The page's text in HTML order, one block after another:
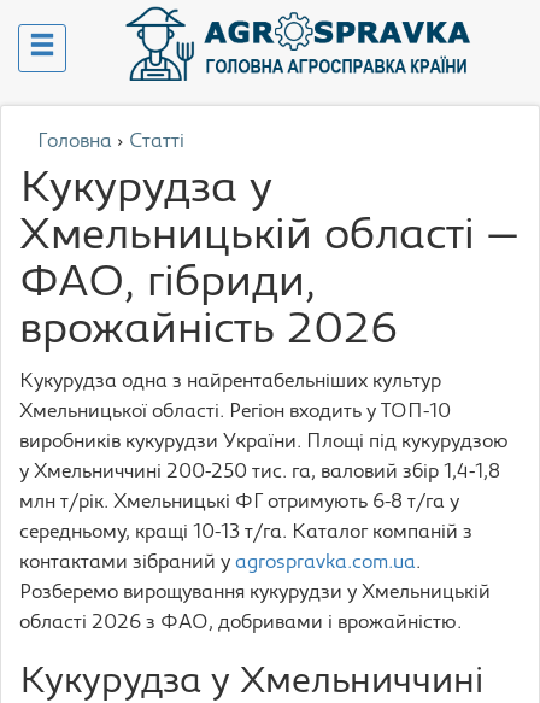
Головна › Статті
Кукурудза у
Хмельницькій області —
ФАО, гібриди,
врожайність 2026
Кукурудза одна з найрентабельніших культур
Хмельницької області. Регіон входить у ТОП-10
виробників кукурудзи України. Площі під кукурудзою
у Хмельниччині 200-250 тис. га, валовий збір 1,4-1,8
млн т/рік. Хмельницькі ФГ отримують 6-8 т/га у
середньому, кращі 10-13 т/га. Каталог компаній з
контактами зібраний у agrospravka.com.ua.
Розберемо вирощування кукурудзи у Хмельницькій
області 2026 з ФАО, добривами і врожайністю.
Кукурудза у Хмельниччині